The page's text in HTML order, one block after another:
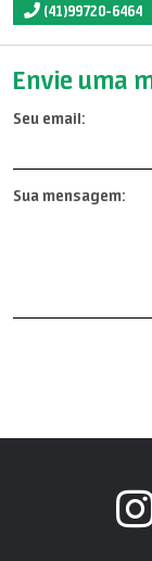
(41)99720-6464
Envie uma
Seu email:
Sua mensagem: